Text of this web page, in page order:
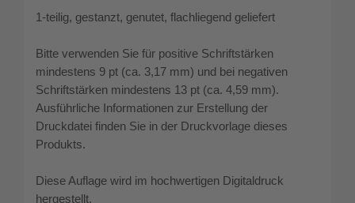
1-teilig, gestanzt, genutet, flachliegend geliefert
Bitte verwenden Sie für positive Schriftstärken
mindestens 9 pt (ca. 3,17 mm) und bei negativen
Schriftstärken mindestens 13 pt (ca. 4,59 mm).
Ausführliche Informationen zur Erstellung der
Druckdatei finden Sie in der Druckvorlage dieses
Produkts.
Diese Auflage wird im hochwertigen Digitaldruck
hergestellt.